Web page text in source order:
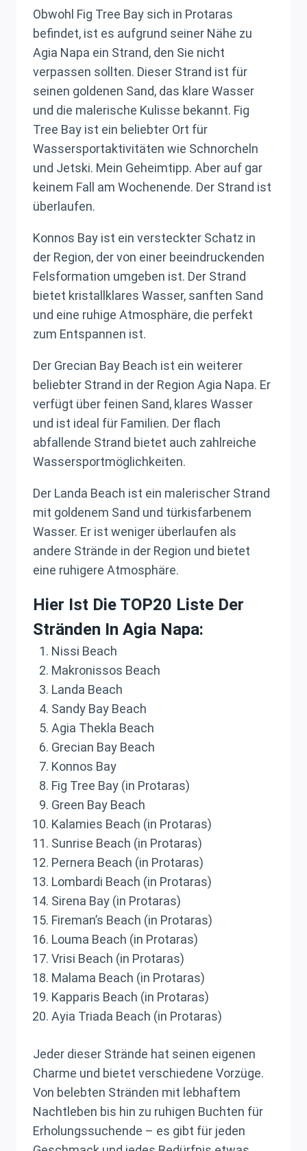
Obwohl Fig Tree Bay sich in Protaras
befindet, ist es aufgrund seiner Nähe zu
Agia Napa ein Strand, den Sie nicht
verpassen sollten. Dieser Strand ist für
seinen goldenen Sand, das klare Wasser
und die malerische Kulisse bekannt. Fig
Tree Bay ist ein beliebter Ort für
Wassersportaktivitäten wie Schnorcheln
und Jetski. Mein Geheimtipp. Aber auf gar
keinem Fall am Wochenende. Der Strand ist
überlaufen.
Konnos Bay ist ein versteckter Schatz in
der Region, der von einer beeindruckenden
Felsformation umgeben ist. Der Strand
bietet kristallklares Wasser, sanften Sand
und eine ruhige Atmosphäre, die perfekt
zum Entspannen ist.
Der Grecian Bay Beach ist ein weiterer
beliebter Strand in der Region Agia Napa. Er
verfügt über feinen Sand, klares Wasser
und ist ideal für Familien. Der flach
abfallende Strand bietet auch zahlreiche
Wassersportmöglichkeiten.
Der Landa Beach ist ein malerischer Strand
mit goldenem Sand und türkisfarbenem
Wasser. Er ist weniger überlaufen als
andere Strände in der Region und bietet
eine ruhigere Atmosphäre.
Hier Ist Die TOP20 Liste Der
Stränden In Agia Napa:
Nissi Beach
Makronissos Beach
Landa Beach
Sandy Bay Beach
Agia Thekla Beach
Grecian Bay Beach
Konnos Bay
Fig Tree Bay (in Protaras)
Green Bay Beach
Kalamies Beach (in Protaras)
Sunrise Beach (in Protaras)
Pernera Beach (in Protaras)
Lombardi Beach (in Protaras)
Sirena Bay (in Protaras)
Fireman’s Beach (in Protaras)
Louma Beach (in Protaras)
Vrisi Beach (in Protaras)
Malama Beach (in Protaras)
Kapparis Beach (in Protaras)
Ayia Triada Beach (in Protaras)
Jeder dieser Strände hat seinen eigenen
Charme und bietet verschiedene Vorzüge.
Von belebten Stränden mit lebhaftem
Nachtleben bis hin zu ruhigen Buchten für
Erholungssuchende – es gibt für jeden